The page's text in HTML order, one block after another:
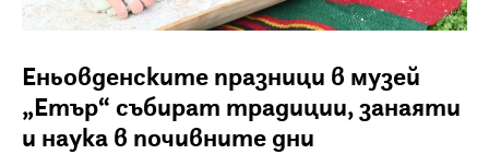
Еньовденските празници в музей
„Етър“ събират традиции, занаяти
и наука в почивните дни